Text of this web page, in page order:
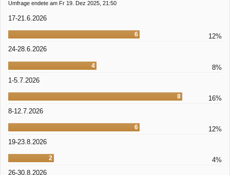
Umfrage endete am Fr 19. Dez 2025, 21:50
17-21.6.2026
6
12%
24-28.6.2026
4
8%
1-5.7.2026
8
16%
8-12.7.2026
6
12%
19-23.8.2026
2
4%
26-30.8.2026